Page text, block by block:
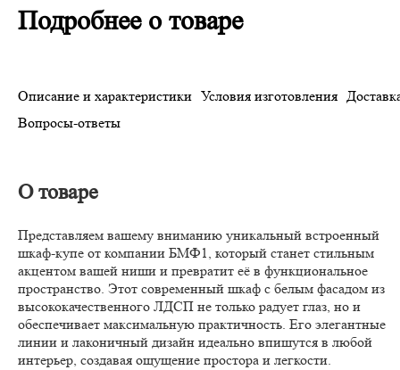
Подробнее о товаре
Описание и характеристики Условия изготовления
Вопросы-ответы
О товаре
Представляем вашему вниманию уникальный встроенный
шкаф-купе от компании БМФ1, который станет стильным
акцентом вашей ниши и превратит её в функциональное
пространство. Этот современный шкаф с белым фасадом из
высококачественного ЛДСП не только радует глаз, но и
обеспечивает максимальную практичность. Его элегантные
линии и лаконичный дизайн идеально впишутся в любой
интерьер, создавая ощущение простора и легкости.